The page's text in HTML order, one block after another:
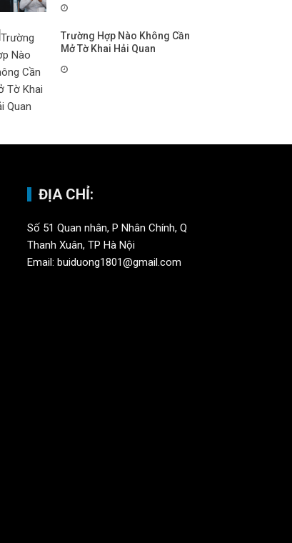
Trường Hợp Nào Không Cần
Mở Tờ Khai Hải Quan
ĐỊA CHỈ:
Số 51 Quan nhân, P Nhân Chính, Q
Thanh Xuân, TP Hà Nội
Email: buiduong1801@gmail.com